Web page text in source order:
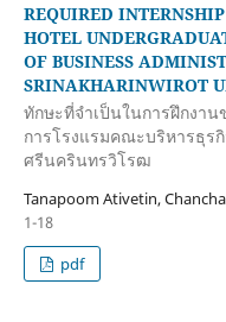
REQUIRED
HOTEL
OF BUSINESS
SRINAKHARINWIROT
ทักษะที่จำเป็นในการฝึกงา
การโรงแรมคณะบริหารธุร
ศรีนครินทรวิโรฒ
Tanapoom Ativetin,
1-18
pdf